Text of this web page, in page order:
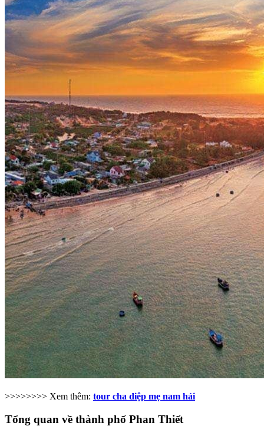
>>>>>>>> Xem thêm: tour cha diệp mẹ nam hải
Tổng quan về thành phố Phan Thiết​